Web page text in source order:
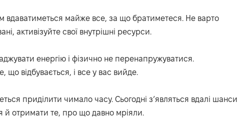
вдаватиметься майже все, за що братиметеся. Не варто
активізуйте свої внутрішні ресурси.
енергію і фізично не перенапружуватися.
що відбувається, і все у вас вийде.
приділити чимало часу. Сьогодні з’являться вдалі шанси
й отримати те, про що давно мріяли.